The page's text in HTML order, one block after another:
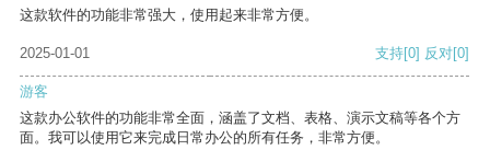
这款软件的功能非常强大，使用起来非常方便。
2025-01-01 支持[0] 反对[0]
游客
这款办公软件的功能非常全面，涵盖了文档、表格、演示文稿等各个方
面。我可以使用它来完成日常办公的所有任务，非常方便。